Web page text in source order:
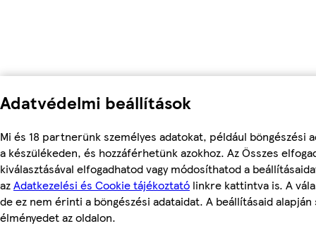
Adatvédelmi beállítások
Mi és 18 partnerünk személyes adatokat, például böngészési
a készülékeden, és hozzáférhetünk azokhoz. Az Összes
kiválasztásával elfogadhatod vagy módosíthatod a
azAdatkezelési és Cookie tájékoztató linkre kattintva is. A
de ez nem érinti a böngészési adataidat. A beállításaid
élményedet az oldalon.